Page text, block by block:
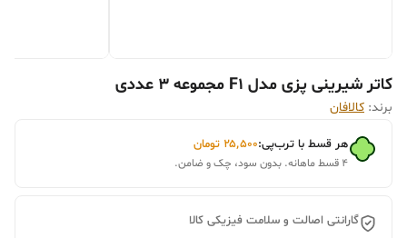
کاتر شیرینی پزی مدل F1 مجموعه 3 عددی
برند: کالافان
هر قسط با ترب‌پی:۲۵٬۵۰۰ تومان
۴ قسط ماهانه. بدون سود، چک و ضامن.
گارانتی اصالت و سلامت فیزیکی کالا